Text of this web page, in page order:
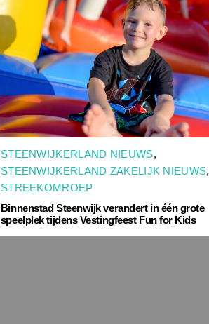
STEENWIJKERLAND NIEUWS,
STEENWIJKERLAND ZAKELIJK NIEUWS,
STREEKOMROEP
Binnenstad Steenwijk verandert in één grote
speelplek tijdens Vestingfeest Fun for Kids